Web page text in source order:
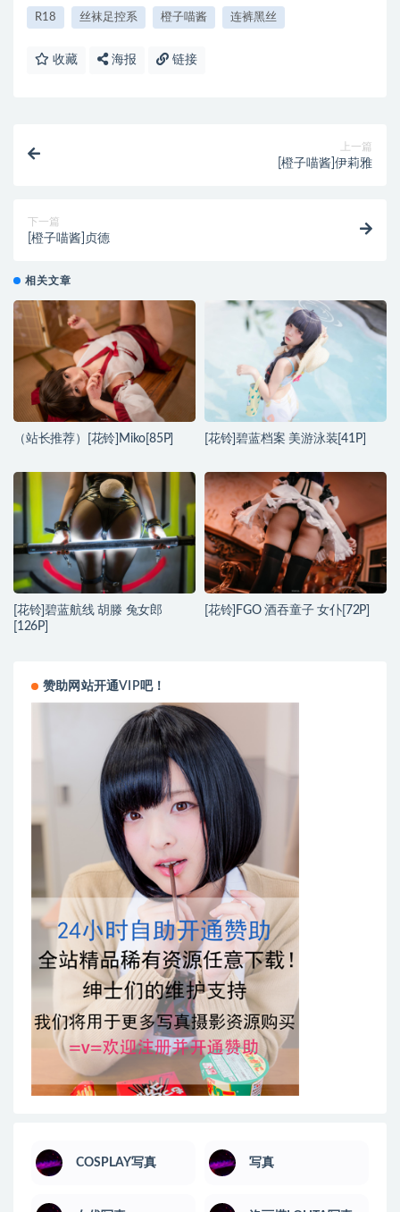
R18 丝袜足控系 橙子喵酱 连裤黑丝
收藏 海报 链接
上一篇
[橙子喵酱]伊莉雅
下一篇
[橙子喵酱]贞德
相关文章
（站长推荐）[花铃]Miko[85P] [花铃]碧蓝档案 美游泳装[41P]
[花铃]碧蓝航线 胡滕 兔女郎
[126P]
[花铃]FGO 酒吞童子 女仆[72P]
赞助网站开通VIP吧！
COSPLAY写真 写真